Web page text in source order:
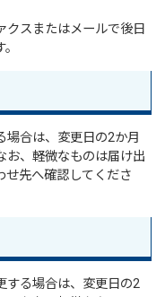
クスまたはメールで後日
場合は、変更日の2か月
お、軽微なものは届け出
せ先へ確認してくださ
する場合は、変更日の2